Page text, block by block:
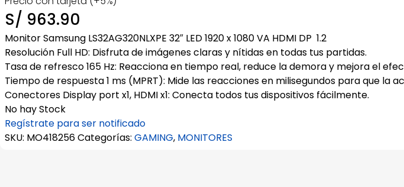
S/ 963.90
Monitor Samsung LS32AG320NLXPE 32″ LED 1920 x 1080 VA HDMI DP 1.2
Resolución Full HD: Disfruta de imágenes claras y nítidas en todas tus partidas.
Tasa de refresco 165 Hz: Reacciona en tiempo real, reduce la demora y mejora el
Tiempo de respuesta 1 ms (MPRT): Mide las reacciones en milisegundos para que la
Conectores Display port x1, HDMI x1: Conecta todos tus dispositivos fácilmente.
No hay Stock
Regístrate para ser notificado
SKU: MO418256Categorías: GAMING, MONITORES